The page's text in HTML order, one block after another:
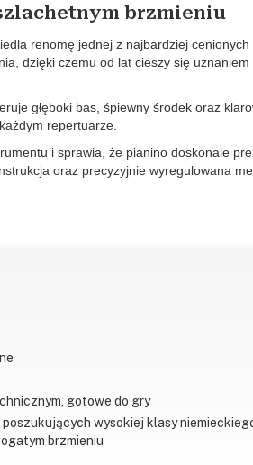
brzmieniu
renomę jednej z najbardziej cenionych
dzięki czemu od lat cieszy się uznaniem
głęboki bas, śpiewny środek oraz
repertuarze.
i sprawia, że pianino doskonale
oraz precyzyjnie wyregulowana
gotowe do gry
wysokiej klasy
brzmieniu